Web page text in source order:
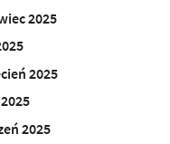
2025
2025
2025